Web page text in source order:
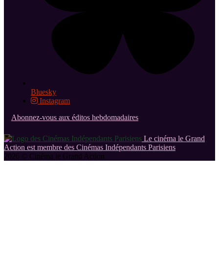
Bluesky
Instagram
Abonnez-vous aux éditos hebdomadaires
Le cinéma le Grand
Action est membre des Cinémas Indépendants Parisiens
2026 © Cinéma le Grand Action